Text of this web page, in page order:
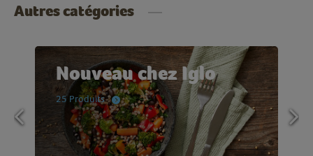
Autres catégories
Nouveau chez Iglo
25 Produits